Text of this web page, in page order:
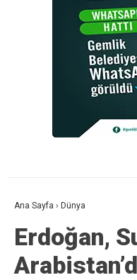
Ana Sayfa › Dünya
Erdoğan,